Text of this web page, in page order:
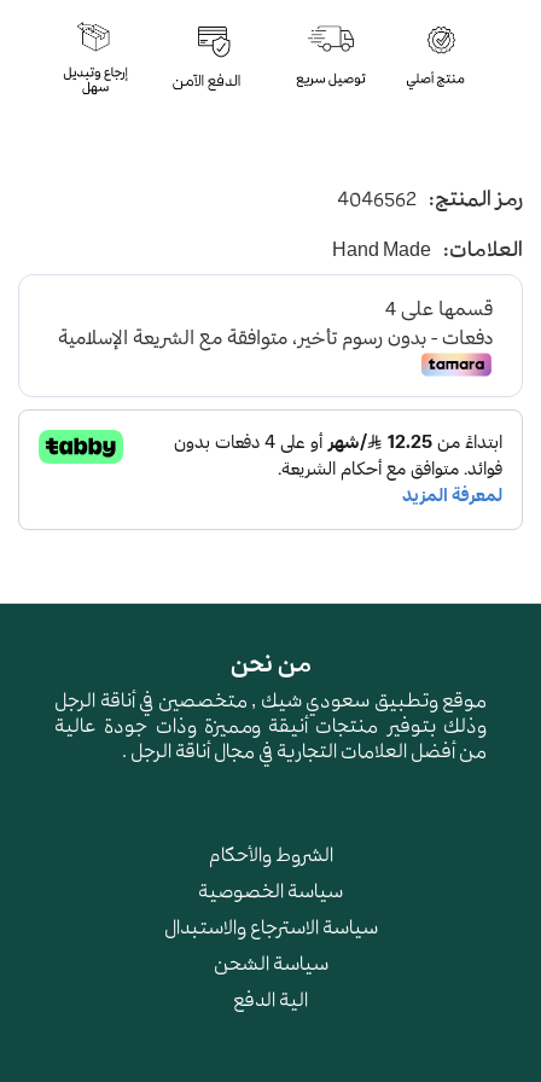
رمز المنتج: 4046562
العلامات: Hand Made
من نحن
موقع وتطبيق سعودي شيك , متخصصين في أناقة الرجل
وذلك بتوفير منتجات أنيقة ومميزة وذات جودة عالية
من أفضل العلامات التجارية في مجال أناقة الرجل .
الشروط والأحكام
سياسة الخصوصية
سياسة الاسترجاع والاستبدال
سياسة الشحن
الية الدفع